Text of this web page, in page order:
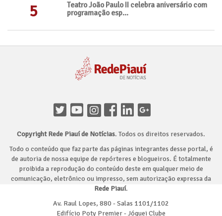
5
Teatro João Paulo II celebra aniversário com
programação esp...
Copyright Rede Piauí de Notícias. Todos os direitos reservados.
Todo o conteúdo que faz parte das páginas integrantes desse portal, é
de autoria de nossa equipe de repórteres e blogueiros. É totalmente
proibida a reprodução do conteúdo deste em qualquer meio de
comunicação, eletrônico ou impresso, sem autorização expressa da
Rede Piauí.
Av. Raul Lopes, 880 - Salas 1101/1102
Edifício Poty Premier - Jóquei Clube